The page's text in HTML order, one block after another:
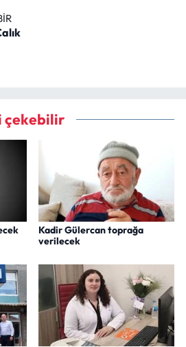
çekebilir
Kadir Gülercan toprağa
verilecek